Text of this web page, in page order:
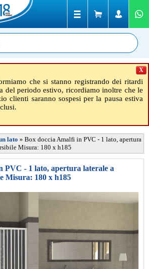
che si stanno registrando dei ritardi
del periodo estivo, ricordiamo inoltre che le
clienti saranno sospesi per la pausa estiva
X
lato » Box doccia Amalfi in PVC - 1 lato, apertura
Misura: 180 x h185
PVC - 1 lato, apertura laterale a
Misura: 180 x h185